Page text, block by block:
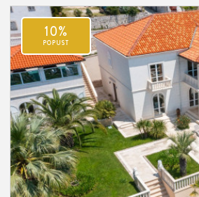
Dodaj
u
favorite
10%
POPUST